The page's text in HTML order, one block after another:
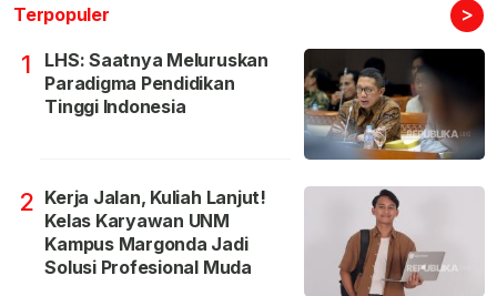
Terpopuler >
1
LHS: Saatnya Meluruskan
Paradigma Pendidikan
Tinggi Indonesia
2 Kerja Jalan, Kuliah Lanjut!
Kelas Karyawan UNM
Kampus Margonda Jadi
Solusi Profesional Muda